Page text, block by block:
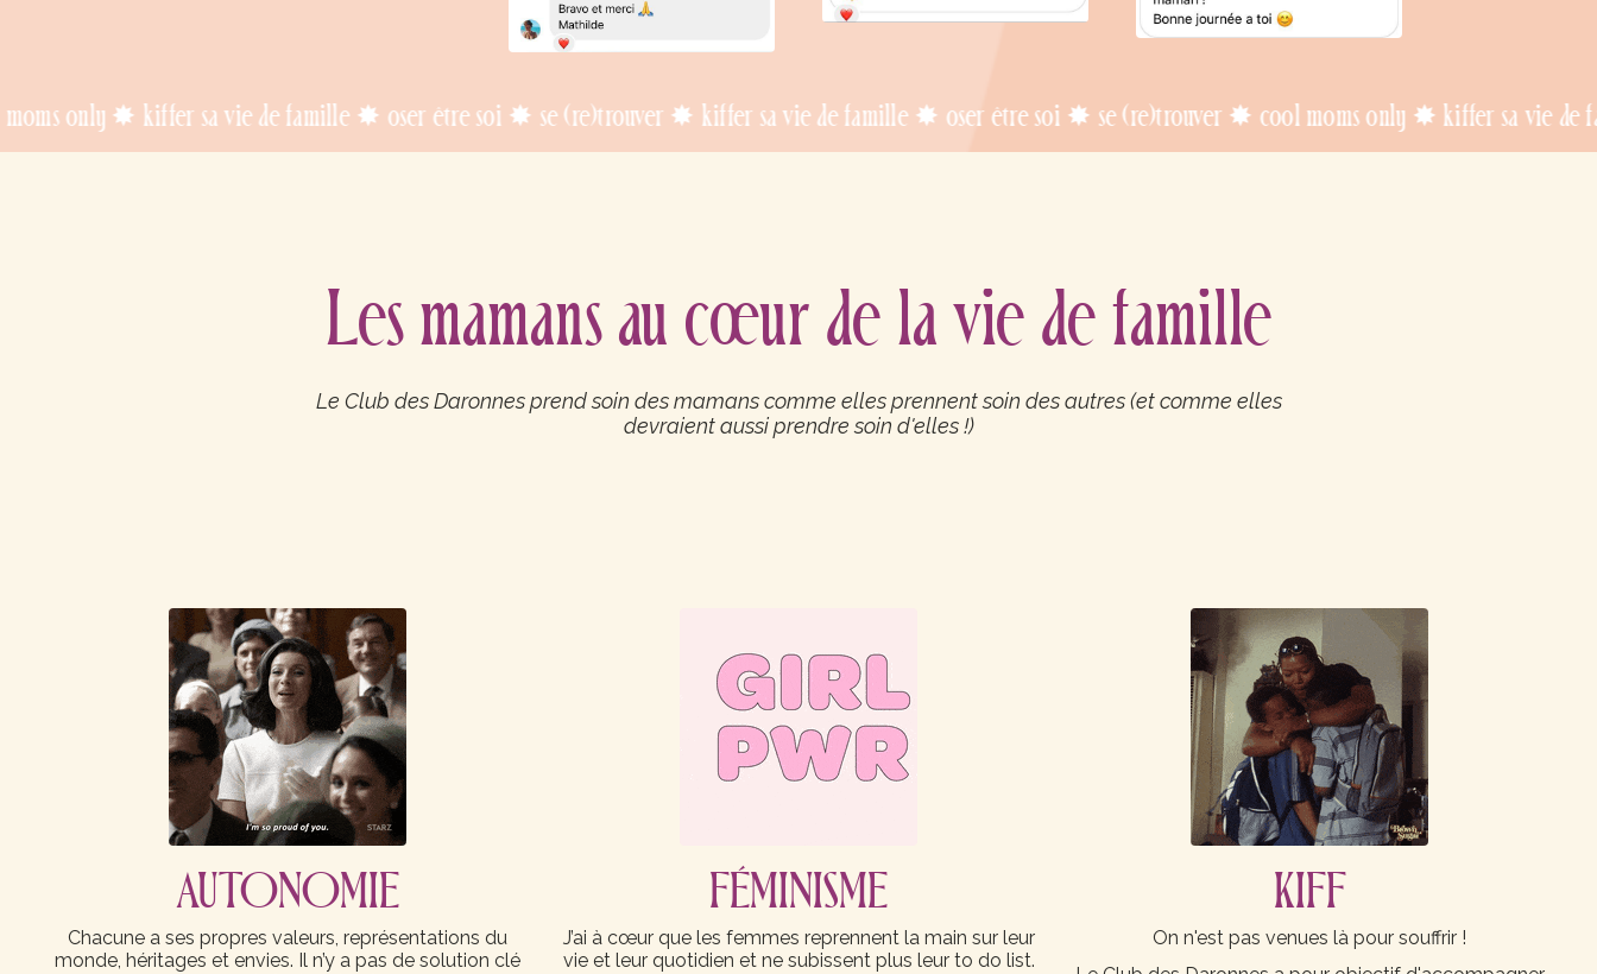
sa vie de famille ✸ oser être soi ✸ se (re)trouver ✸ kiffer sa vie de famille ✸ oser être soi ✸ se (re)trouver ✸ cool moms only ✸ kiffer sa vie de famille ✸
Les mamans au cœur de la vie de famille
Le Club des Daronnes prend soin des mamans comme elles prennent soin des autres (et comme elles
devraient aussi prendre soin d'elles !)
AUTONOMIE
Chacune a ses propres valeurs, représentations du
monde, héritages et envies. Il n’y a pas de solution clé
FÉMINISME
J’ai à cœur que les femmes reprennent la main sur leur
vie et leur quotidien et ne subissent plus leur to do list.
KIFF
On n'est pas venues là pour souffrir !